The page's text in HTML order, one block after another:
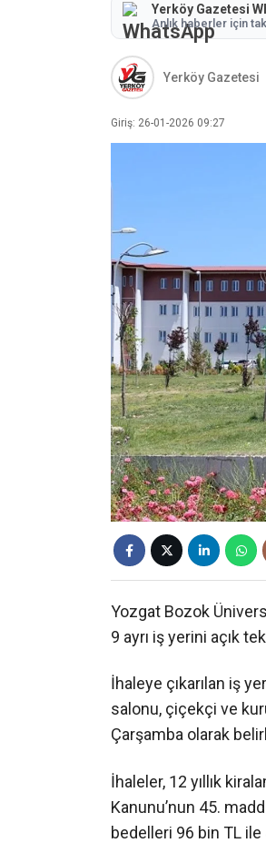
Yerköy Gazetesi
Anlık haberler için
Yerköy Gazetesi
Giriş: 26-01-2026 09:27
Yozgat Bozok
9 ayrı iş yerini açık
İhaleye çıkarılan iş
salonu, çiçekçi ve
Çarşamba olarak
İhaleler, 12 yıllık
Kanunu’nun 45.
bedelleri 96 bin TL ile